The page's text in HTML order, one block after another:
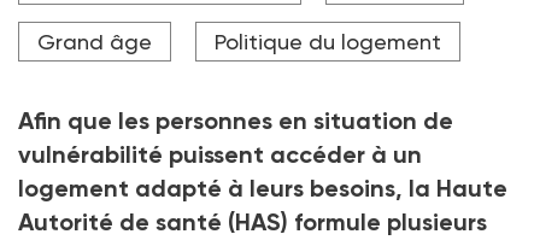
Grand âge Politique du logement
Afin que les personnes en situation de
vulnérabilité puissent accéder à un
logement adapté à leurs besoins, la Haute
Autorité de santé (HAS) formule plusieurs